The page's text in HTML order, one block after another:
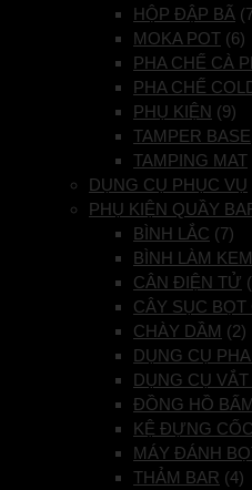
HỘP ĐẬP BÃ
MOKA POT (6)
PHA CHẾ CÀ
PHA CHẾ
PHỤ KIỆN (9)
TAMPER BASE
TAMPING MAT
DỤNG CỤ PHỤC VỤ
PHỤ KIỆN QUẦY
BÌNH LẮC (7)
BÌNH LÀM KEM
CÂN ĐIỆN TỬ
CÂY SỤC BỌT
CHÀY DẦM (2)
DỤNG CỤ
DỤNG CỤ
ĐỒNG HỒ
KỆ ĐỰNG CỐC
MÁY ĐÁNH
THẢM BAR (4)